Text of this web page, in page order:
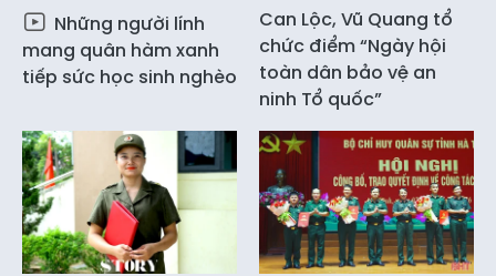
Những người lính
mang quân hàm xanh
tiếp sức học sinh nghèo
Can Lộc, Vũ Quang tổ
chức điểm “Ngày hội
toàn dân bảo vệ an
ninh Tổ quốc”